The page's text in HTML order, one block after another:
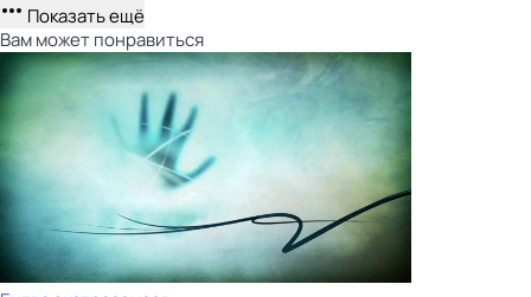
Показать ещё
Вам может понравиться